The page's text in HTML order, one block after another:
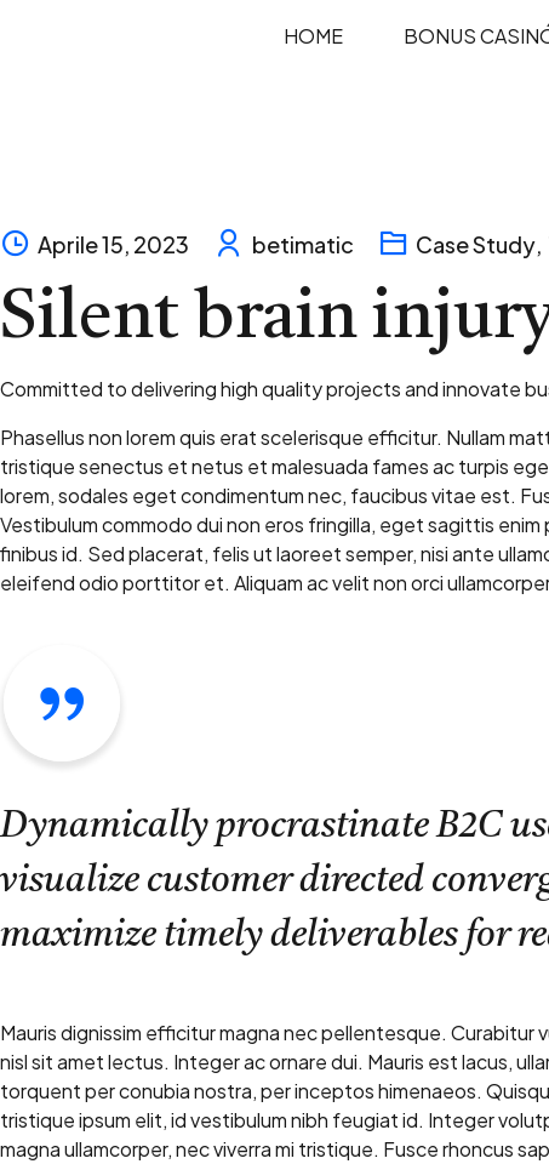
HOME BONUS
Aprile 15, 2023 betimatic Case Study,
Silent brain
Committed to delivering high quality projects and innovate
Phasellus non lorem quis erat scelerisque efficitur. Nullam
tristique senectus et netus et malesuada fames ac turpis
lorem, sodales eget condimentum nec, faucibus vitae est.
Vestibulum commodo dui non eros fringilla, eget sagittis
finibus id. Sed placerat, felis ut laoreet semper, nisi ante
eleifend odio porttitor et. Aliquam ac velit non orci
Dynamically procrastinate B2C
visualize customer directed
maximize timely deliverables for
Mauris dignissim efficitur magna nec pellentesque.
nisl sit amet lectus. Integer ac ornare dui. Mauris est lacus,
torquent per conubia nostra, per inceptos himenaeos.
tristique ipsum elit, id vestibulum nibh feugiat id. Integer
magna ullamcorper, nec viverra mi tristique. Fusce rhoncus